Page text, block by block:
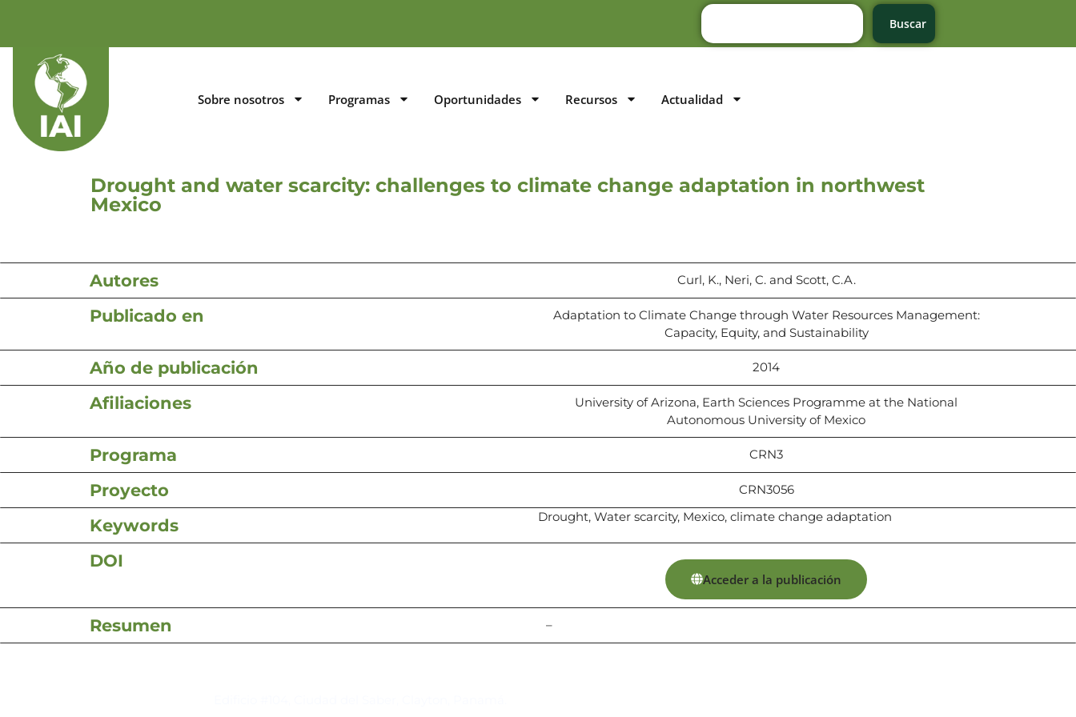
Buscar
Sobre nosotros Programas Oportunidades Recursos Actualidad
Drought and water scarcity: challenges to climate change adaptation in northwest
Mexico
Autores Curl, K., Neri, C. and Scott, C.A.
Publicado en
Adaptation to Climate Change through Water Resources Management:
Capacity, Equity, and Sustainability
Año de publicación 2014
Afiliaciones
University of Arizona, Earth Sciences Programme at the National
Autonomous University of Mexico
Programa CRN3
Proyecto CRN3056
Keywords Drought, Water scarcity, Mexico, climate change adaptation
DOI
Acceder a la publicación
Resumen –